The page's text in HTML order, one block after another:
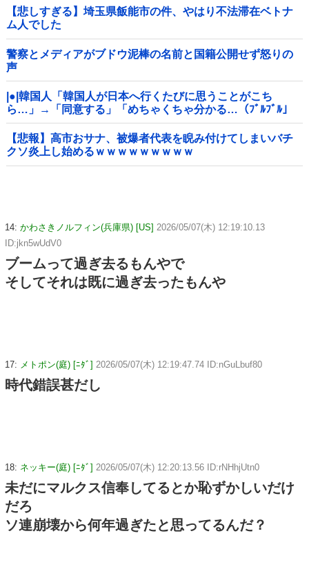
【悲しすぎる】埼玉県飯能市の件、やはり不法滞在ベトナ
ム人でした
警察とメディアがブドウ泥棒の名前と国籍公開せず怒りの
声
|●|韓国人「韓国人が日本へ行くたびに思うことがこち
ら…」→「同意する」「めちゃくちゃ分かる…（ﾌﾞﾙﾌﾞﾙ」
＝韓国の反応
【悲報】高市おサナ、被爆者代表を睨み付けてしまいバチ
クソ炎上し始めるｗｗｗｗｗｗｗｗｗ
14: かわさきノルフィン(兵庫県) [US] 2026/05/07(木) 12:19:10.13
ID:jkn5wUdV0
ブームって過ぎ去るもんやで
そしてそれは既に過ぎ去ったもんや
17: メトポン(庭) [ﾆﾀﾞ] 2026/05/07(木) 12:19:47.74 ID:nGuLbuf80
時代錯誤甚だし
18: ネッキー(庭) [ﾆﾀﾞ] 2026/05/07(木) 12:20:13.56 ID:rNHhjUtn0
未だにマルクス信奉してるとか恥ずかしいだけ
だろ
ソ連崩壊から何年過ぎたと思ってるんだ？